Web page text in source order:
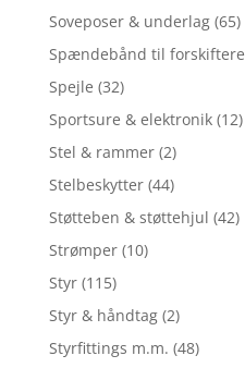
Soveposer & underlag (65)
Spændebånd til forskiftere
Spejle (32)
Sportsure & elektronik (12)
Stel & rammer (2)
Stelbeskytter (44)
Støtteben & støttehjul (42)
Strømper (10)
Styr (115)
Styr & håndtag (2)
Styrfittings m.m. (48)